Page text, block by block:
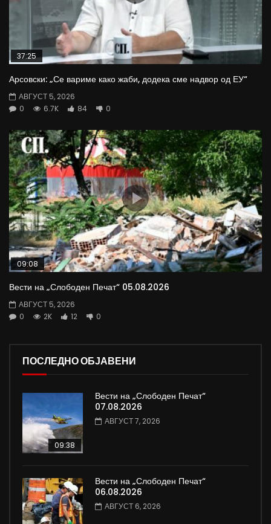
37:25
Арсовски: „Се вариме како жаби, додека сме надвор од ЕУ“
АВГУСТ 5, 2026
0
6.7K 84 0
09:08
Вести на „Слободен Печат“ 05.08.2026
АВГУСТ 5, 2026
0
2K 12 0
ПОСЛЕДНО ОБЈАВЕНИ
09:38
Вести на „Слободен Печат“
07.08.2026
АВГУСТ 7, 2026
Вести на „Слободен Печат“
06.08.2026
АВГУСТ 6, 2026